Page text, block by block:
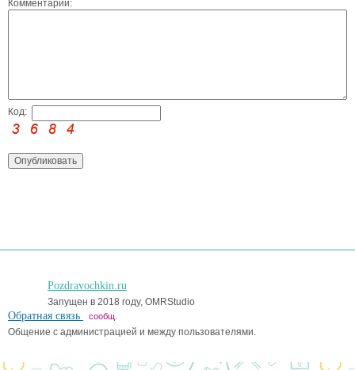
Комментарий:
Код:
Pozdravochkin.ru
Запущен в 2018 году, OMRStudio
Обратная связь сообщ.
Общение с администрацией и между пользователями.